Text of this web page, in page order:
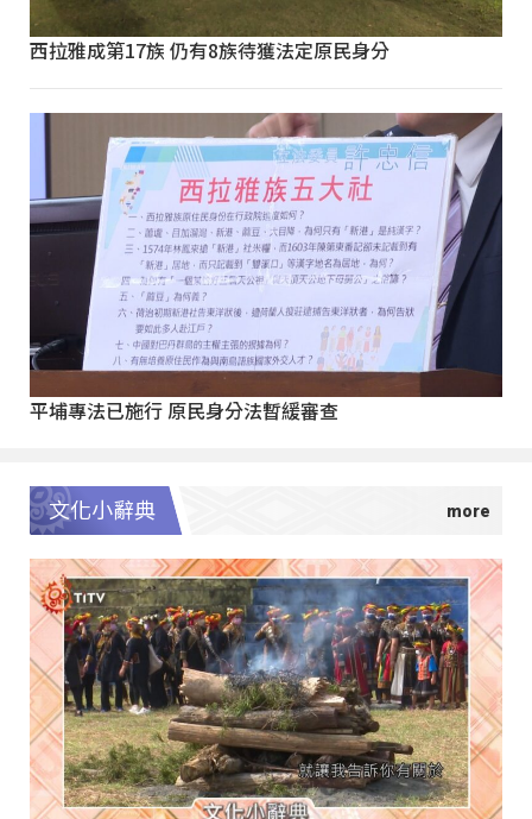
西拉雅成第17族 仍有8族待獲法定原民身分
平埔專法已施行 原民身分法暫緩審查
文化小辭典